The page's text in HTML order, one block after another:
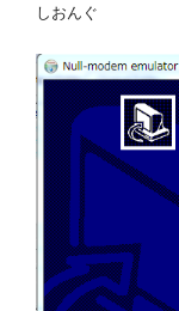
しおんぐ